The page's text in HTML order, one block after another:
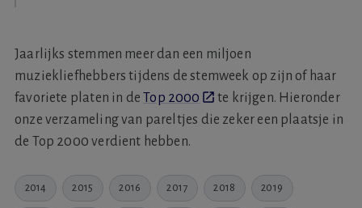
Jaarlijks stemmen meer dan een miljoen
muziekliefhebbers tijdens de stemweek op zijn of haar
favoriete platen in deTop 2000
te krijgen. Hieronder
onze verzameling van pareltjes die zeker een plaatsje in
de Top 2000 verdient hebben.
2014 2015 2016 2017 2018 2019